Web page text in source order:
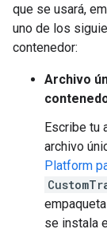
que se usará,
uno de los
contenedor:
Archivo
Escribe tu
archivo
Platform
se instala